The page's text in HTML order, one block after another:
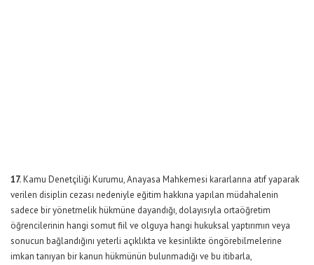
17.Kamu Denetçiliği Kurumu, Anayasa Mahkemesi kararlarına atıf yaparak
verilen disiplin cezası nedeniyle eğitim hakkına yapılan müdahalenin
sadece bir yönetmelik hükmüne dayandığı, dolayısıyla ortaöğretim
öğrencilerinin hangi somut fiil ve olguya hangi hukuksal yaptırımın veya
sonucun bağlandığını yeterli açıklıkta ve kesinlikte öngörebilmelerine
imkan tanıyan bir kanun hükmünün bulunmadığı ve bu itibarla,